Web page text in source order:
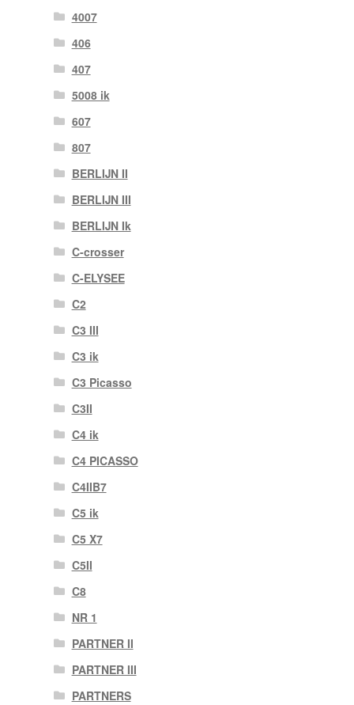
4007
406
407
5008 ik
607
807
BERLIJN II
BERLIJN III
BERLIJN Ik
C-crosser
C-ELYSEE
C2
C3 III
C3 ik
C3 Picasso
C3II
C4 ik
C4 PICASSO
C4IIB7
C5 ik
C5 X7
C5II
C8
NR 1
PARTNER II
PARTNER III
PARTNERS